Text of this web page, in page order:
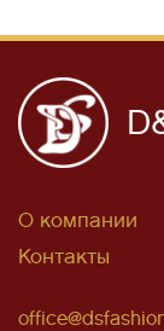
О компании
Контакты